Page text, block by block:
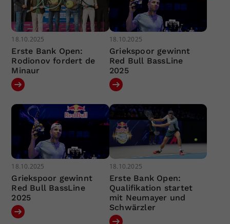
18.10.2025
Erste Bank Open:
Rodionov fordert de
Minaur
18.10.2025
Griekspoor gewinnt
Red Bull BassLine
2025
18.10.2025
Griekspoor gewinnt
Red Bull BassLine
2025
18.10.2025
Erste Bank Open:
Qualifikation startet
mit Neumayer und
Schwärzler